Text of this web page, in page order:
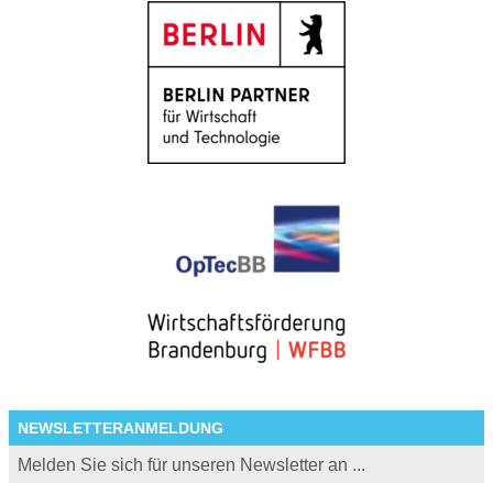
NEWSLETTERANMELDUNG
Melden Sie sich für unseren Newsletter an ...